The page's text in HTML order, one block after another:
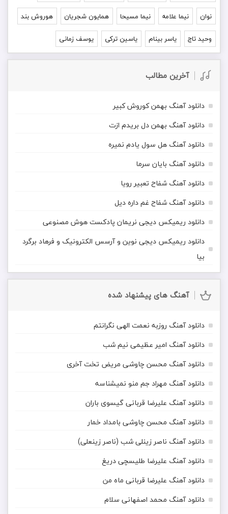
نوان نیما علامه نیما مسیحا همایون شجریان هوروش بند
وحید تاج یاسر بینام یاسین ترکی یوسف زمانی
آخرین مطالب
دانلود آهنگ بهمن کوروش کبیر
دانلود آهنگ بهمن دل بریدم ازت
دانلود آهنگ هل سول یادم نمیره
دانلود آهنگ بایان سرما
دانلود آهنگ شفاح تعبیر رویا
دانلود آهنگ شفاح غم داره دیل
دانلود ریمیکس دیجی نریمان پادکست هوش مصنوعی
دانلود ریمیکس دیجی نوین و آرسس الکترونیک و فرهاد برگرد
بیا
آهنگ های پیشنهاد شده
دانلود آهنگ روزبه نعمت الهی نگرانتم
دانلود آهنگ امیر عظیمی نیم شب
دانلود آهنگ محسن چاوشی مریض تخت آخری
دانلود آهنگ مهراد جم منو نمیشناسه
دانلود آهنگ علیرضا قربانی گیسوی باران
دانلود آهنگ محسن چاوشی بامداد خمار
دانلود آهنگ ناصر زینلی شب (ناصر زینعلی)
دانلود آهنگ علیرضا طلیسچی دریغ
دانلود آهنگ علیرضا قربانی ماه من
دانلود آهنگ محمد اصفهانی سلام